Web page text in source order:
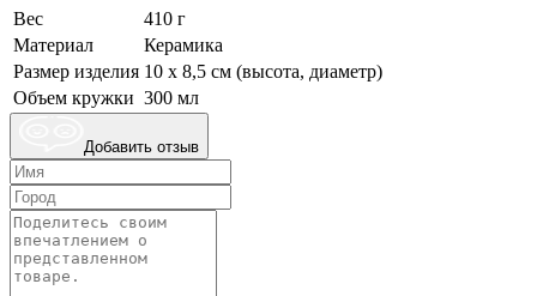
Вес
410 г
Материал
Керамика
Размер изделия 10 x 8,5 см (высота, диаметр)
Объем кружки 300 мл
Добавить отзыв